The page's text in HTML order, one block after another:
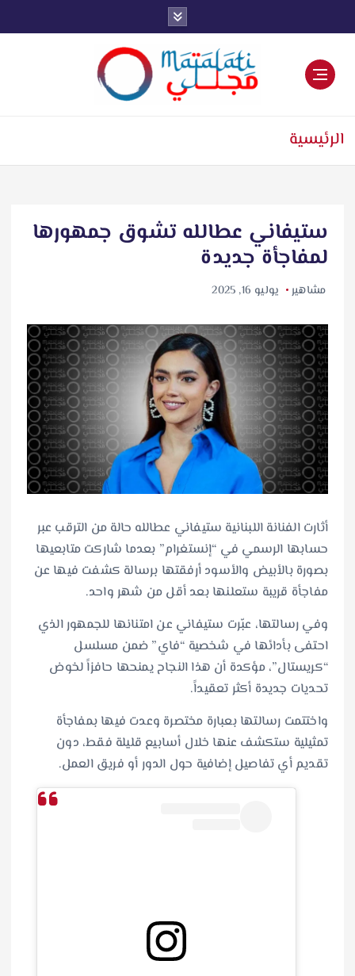
ل
الرئيسية
ستيفاني عطالله تشوق جمهورها
لمفاجأة جديدة
مشاهير يوليو 16, 2025
أثارت الفنانة اللبنانية ستيفاني عطالله حالة من الترقب عبر
حسابها الرسمي في “إنستغرام” بعدما شاركت متابعيها
بصورة بالأبيض والأسود أرفقتها برسالة كشفت فيها عن
مفاجأة قريبة ستعلنها بعد أقل من شهر واحد.
وفي رسالتها، عبّرت ستيفاني عن امتنانها للجمهور الذي
احتفى بأدائها في شخصية “فاي” ضمن مسلسل
“كريستال”، مؤكدة أن هذا النجاح يمنحها حافزاً لخوض
تحديات جديدة أكثر تعقيداً.
واختتمت رسالتها بعبارة مختصرة وعدت فيها بمفاجأة
تمثيلية ستكشف عنها خلال أسابيع قليلة فقط، دون
تقديم أي تفاصيل إضافية حول الدور أو فريق العمل.